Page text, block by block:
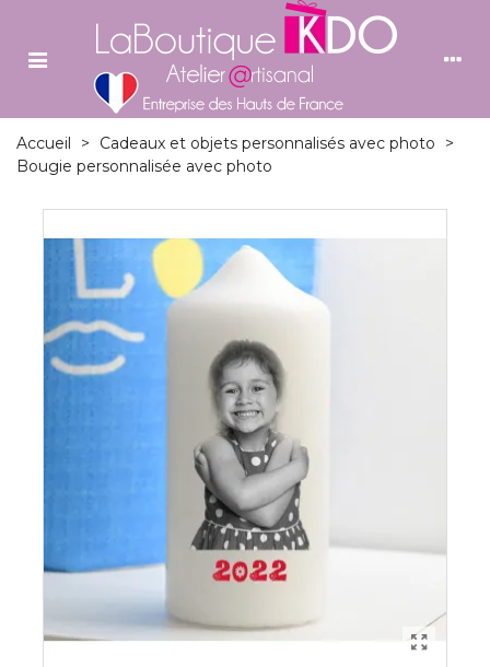
Accueil > Cadeaux et objets personnalisés avec photo
>
Bougie personnalisée avec photo